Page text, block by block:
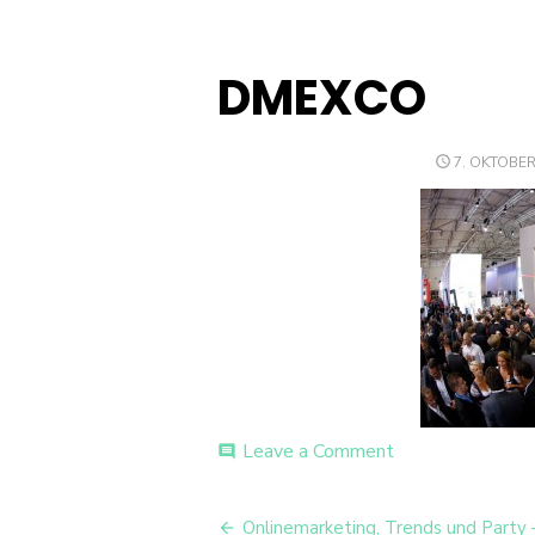
DMEXCO
POSTED
7.
comment Leave a Commenton
Onlinemarketing, Trends und Party